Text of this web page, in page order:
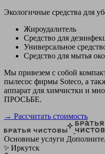
Экологичные средства для
Жироудалитель
Средство для
Универсальное
Средство для мытья
Мы привезем с собой
пылесос фирмы Soteco, а
аппарат для химчистки и
ПРОСЬБЕ.
→ Рассчитать стоимость
Основные услуги
Иркутск